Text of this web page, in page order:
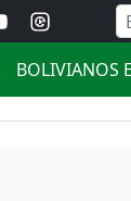
BOLIVIANOS